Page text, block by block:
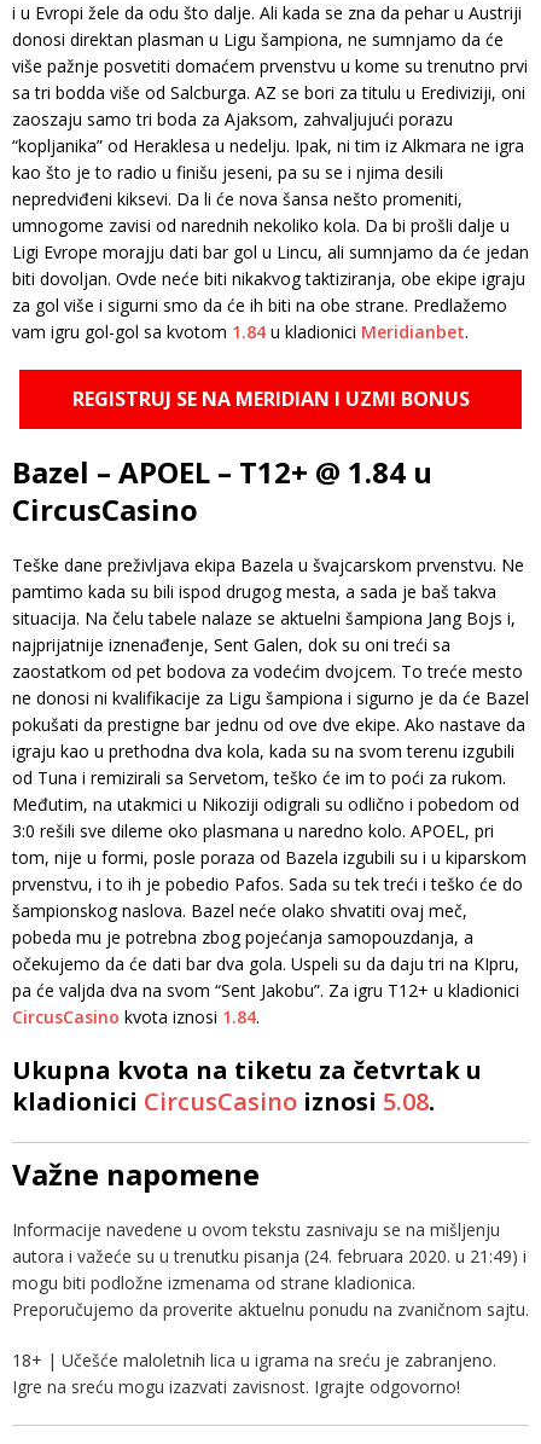
i u Evropi žele da odu što dalje. Ali kada se zna da pehar u Austriji
donosi direktan plasman u Ligu šampiona, ne sumnjamo da će
više pažnje posvetiti domaćem prvenstvu u kome su trenutno prvi
sa tri bodda više od Salcburga. AZ se bori za titulu u Erediviziji, oni
zaoszaju samo tri boda za Ajaksom, zahvaljujući porazu
“kopljanika” od Heraklesa u nedelju. Ipak, ni tim iz Alkmara ne igra
kao što je to radio u finišu jeseni, pa su se i njima desili
nepredviđeni kiksevi. Da li će nova šansa nešto promeniti,
umnogome zavisi od narednih nekoliko kola. Da bi prošli dalje u
Ligi Evrope morajju dati bar gol u Lincu, ali sumnjamo da će jedan
biti dovoljan. Ovde neće biti nikakvog taktiziranja, obe ekipe igraju
za gol više i sigurni smo da će ih biti na obe strane. Predlažemo
vam igru gol-gol sa kvotom 1.84 u kladionici Meridianbet.
REGISTRUJ SE NA MERIDIAN I UZMI BONUS
Bazel – APOEL – T12+ @ 1.84 u
CircusCasino
Teške dane preživljava ekipa Bazela u švajcarskom prvenstvu. Ne
pamtimo kada su bili ispod drugog mesta, a sada je baš takva
situacija. Na čelu tabele nalaze se aktuelni šampiona Jang Bojs i,
najprijatnije iznenađenje, Sent Galen, dok su oni treći sa
zaostatkom od pet bodova za vodećim dvojcem. To treće mesto
ne donosi ni kvalifikacije za Ligu šampiona i sigurno je da će Bazel
pokušati da prestigne bar jednu od ove dve ekipe. Ako nastave da
igraju kao u prethodna dva kola, kada su na svom terenu izgubili
od Tuna i remizirali sa Servetom, teško će im to poći za rukom.
Međutim, na utakmici u Nikoziji odigrali su odlično i pobedom od
3:0 rešili sve dileme oko plasmana u naredno kolo. APOEL, pri
tom, nije u formi, posle poraza od Bazela izgubili su i u kiparskom
prvenstvu, i to ih je pobedio Pafos. Sada su tek treći i teško će do
šampionskog naslova. Bazel neće olako shvatiti ovaj meč,
pobeda mu je potrebna zbog pojećanja samopouzdanja, a
očekujemo da će dati bar dva gola. Uspeli su da daju tri na KIpru,
pa će valjda dva na svom “Sent Jakobu”. Za igru T12+ u kladionici
CircusCasino kvota iznosi 1.84.
Ukupna kvota na tiketu za četvrtak u
kladionici CircusCasino iznosi 5.08.
Važne napomene
Informacije navedene u ovom tekstu zasnivaju se na mišljenju
autora i važeće su u trenutku pisanja (24. februara 2020. u 21:49) i
mogu biti podložne izmenama od strane kladionica.
Preporučujemo da proverite aktuelnu ponudu na zvaničnom sajtu.
18+ | Učešće maloletnih lica u igrama na sreću je zabranjeno.
Igre na sreću mogu izazvati zavisnost. Igrajte odgovorno!